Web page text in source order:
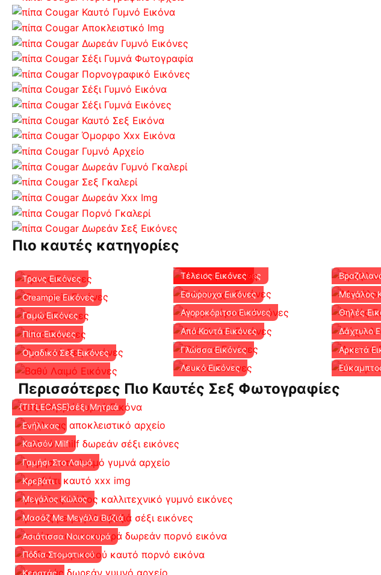
Πιο καυτές κατηγορίες
Τρανς Εικόνες
Creampie Εικόνες
Γαμώ Εικόνες
Πίπα Εικόνες
Ομαδικό Σεξ Εικόνες
Βαθύ Λαιμό Εικόνες
Τέλειος Εικόνες
Εσώρουχα Εικόνες
Αγοροκόριτσο Εικόνες
Από Κοντά Εικόνες
Γλώσσα Εικόνες
Λευκό Εικόνες
Μεγάλος
Θηλές
Δάχτυλο
Αρκετά
Περισσότερες Πιο Καυτές Σεξ Φωτογραφίες
{TITLECASE}σέξι Μητριά
Ενήλικας
Καλσόν Milf
Γαμήσι Στο Λαιμό
Κρεβάτι
Μεγάλος Κώλος
Μασάζ Με Μεγάλα Βυζιά
Ασιάτισσα Νοικοκυρά
Πόδια Στοματικού
Κερατάς